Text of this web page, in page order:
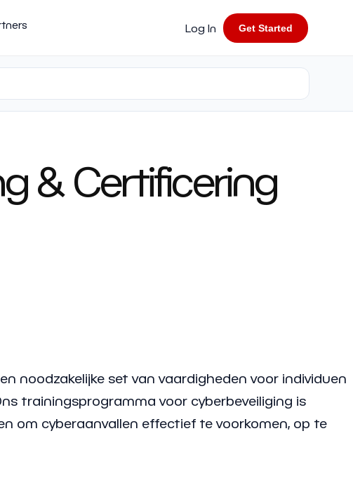
Log In Get Started
& Certificering
noodzakelijke set van vaardigheden voor individuen
trainingsprogramma voor cyberbeveiliging is
om cyberaanvallen effectief te voorkomen, op te